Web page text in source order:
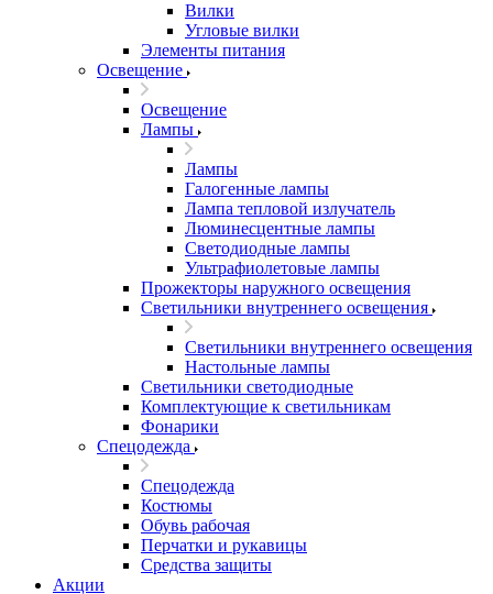
Вилки
Угловые вилки
Элементы питания
Освещение
Освещение
Лампы
Лампы
Галогенные лампы
Лампа тепловой излучатель
Люминесцентные лампы
Светодиодные лампы
Ультрафиолетовые лампы
Прожекторы наружного освещения
Светильники внутреннего освещения
Светильники внутреннего освещения
Настольные лампы
Светильники светодиодные
Комплектующие к светильникам
Фонарики
Спецодежда
Спецодежда
Костюмы
Обувь рабочая
Перчатки и рукавицы
Средства защиты
Акции